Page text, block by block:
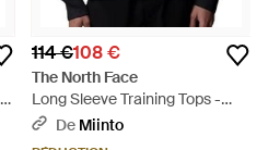
114 €108 €
The North Face
Long Sleeve Training Tops -
BleuDe Miinto